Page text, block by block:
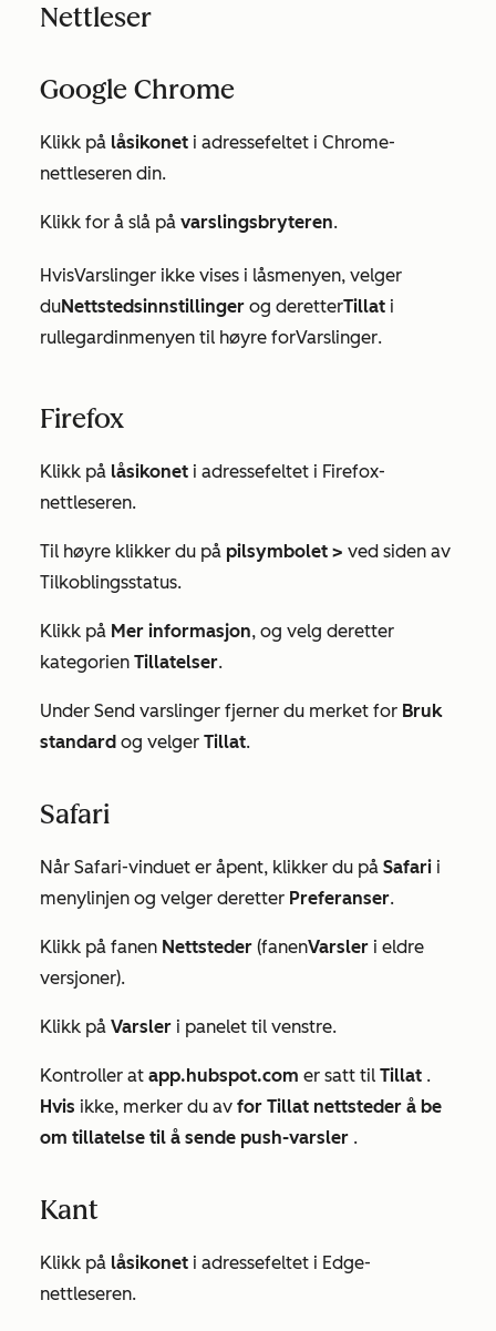
Nettleser
Google Chrome
Klikk på låsikonet i adressefeltet i Chrome-
nettleseren din.
Klikk for å slå på varslingsbryteren.
HvisVarslinger ikke vises i låsmenyen, velger
duNettstedsinnstillinger og deretterTillat i
rullegardinmenyen til høyre forVarslinger.
Firefox
Klikk på låsikonet i adressefeltet i Firefox-
nettleseren.
Til høyre klikker du på pilsymbolet > ved siden av
Tilkoblingsstatus.
Klikk på Mer informasjon, og velg deretter
kategorien Tillatelser.
Under Send varslinger fjerner du merket for Bruk
standard og velger Tillat.
Safari
Når Safari-vinduet er åpent, klikker du på Safari i
menylinjen og velger deretter Preferanser.
Klikk på fanen Nettsteder (fanenVarsler i eldre
versjoner).
Klikk på Varsler i panelet til venstre.
Kontroller at app.hubspot.com er satt til Tillat .
Hvis ikke, merker du av for Tillat nettsteder å be
om tillatelse til å sende push-varsler .
Kant
Klikk på låsikonet i adressefeltet i Edge-
nettleseren.